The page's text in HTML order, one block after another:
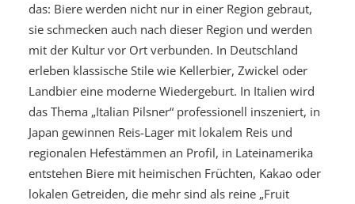
das: Biere werden nicht nur in einer Region gebraut,
sie schmecken auch nach dieser Region und werden
mit der Kultur vor Ort verbunden. In Deutschland
erleben klassische Stile wie Kellerbier, Zwickel oder
Landbier eine moderne Wiedergeburt. In Italien wird
das Thema „Italian Pilsner“ professionell inszeniert, in
Japan gewinnen Reis-Lager mit lokalem Reis und
regionalen Hefestämmen an Profil, in Lateinamerika
entstehen Biere mit heimischen Früchten, Kakao oder
lokalen Getreiden, die mehr sind als reine „Fruit